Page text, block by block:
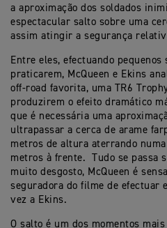
a aproximação dos soldados
espectacular salto sobre uma
assim atingir a segurança
Entre eles, efectuando pequenos
praticarem, McQueen e Ekins
off-road favorita, uma TR6
produzirem o efeito dramático
que é necessária uma
ultrapassar a cerca de arame
metros de altura aterrando
metros à frente. Tudo se passa
muito desgosto, McQueen é
seguradora do filme de efectuar
vez a Ekins.
O salto é um dos momentos